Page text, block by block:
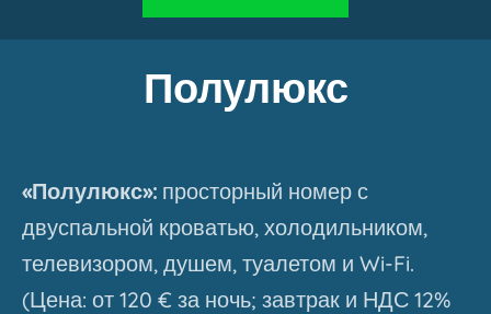
Полулюкс
«Полулюкс»: просторный номер с
двуспальной кроватью, холодильником,
телевизором, душем, туалетом и Wi-Fi.
(Цена: от 120 € за ночь; завтрак и НДС 12%